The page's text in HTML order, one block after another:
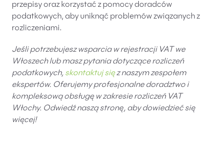
przepisy oraz korzystać z pomocy doradców
podatkowych, aby uniknąć problemów związanych z
rozliczeniami.
Jeśli potrzebujesz wsparcia w rejestracji VAT we
Włoszech lub masz pytania dotyczące rozliczeń
podatkowych, skontaktuj sięz naszym zespołem
ekspertów. Oferujemy profesjonalne doradztwo i
kompleksową obsługę w zakresie rozliczeń VAT
Włochy. Odwiedź naszą stronę, aby dowiedzieć się
więcej!